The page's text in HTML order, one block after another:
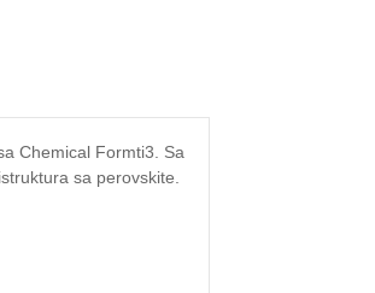
Chemical Formti3. Sa
sa perovskite.